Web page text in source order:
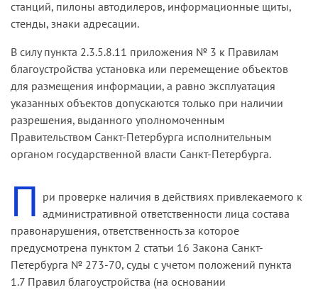
станций, пилоны автодилеров, информационные щиты,
стенды, знаки адресации.
В силу пункта 2.3.5.8.11 приложения № 3 к Правилам
благоустройства установка или перемещение объектов
для размещения информации, а равно эксплуатация
указанных объектов допускаются только при наличии
разрешения, выданного уполномоченным
Правительством Санкт-Петербурга исполнительным
органом государственной власти Санкт-Петербурга.
П ри проверке наличия в действиях привлекаемого к
административной ответственности лица состава
правонарушения, ответственность за которое
предусмотрена пунктом 2 статьи 16 Закона Санкт-
Петербурга № 273-70, суды с учетом положений пункта
1.7 Правил благоустройства (на основании